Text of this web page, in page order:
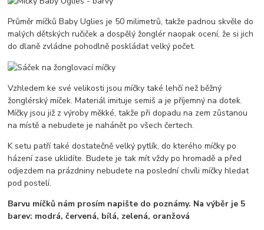
Průměr míčků Baby Uglies je 50 milimetrů, takže padnou skvěle do
malých dětských ručiček a dospělý žonglér naopak ocení, že si jich
do dlaně zvládne pohodlně poskládat velký počet.
Vzhledem ke své velikosti jsou míčky také lehčí než běžný
žonglérský míček. Materiál imituje semiš a je příjemný na dotek.
Míčky jsou již z výroby měkké, takže při dopadu na zem zůstanou
na místě a nebudete je nahánět po všech čertech.
K setu patří také dostatečně velký pytlík, do kterého míčky po
házení zase uklidíte. Budete je tak mít vždy po hromadě a před
odjezdem na prázdniny nebudete na poslední chvíli míčky hledat
pod postelí.
Barvu míčků nám prosím napište do poznámy. Na výběr je 5
barev: modrá, červená, bílá, zelená, oranžová